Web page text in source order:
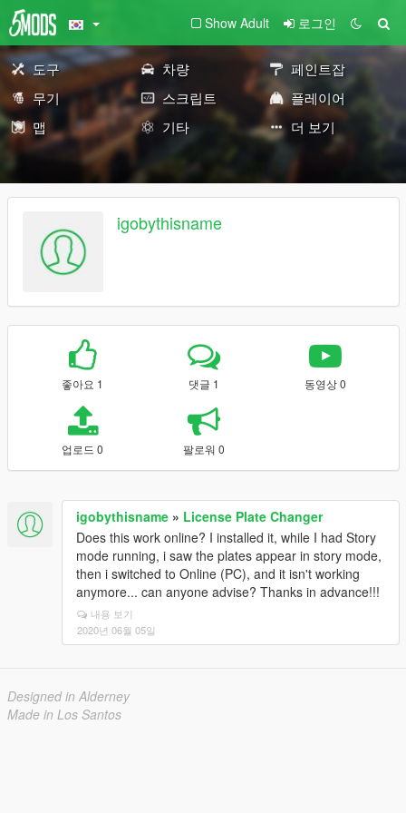
Show Adult 로그인
도구 차량
페인트잡
무기
스크립트
플레이어
맵
기타 더 보기
igobythisname
좋아요 1 댓글 1 동영상 0
업로드 0 팔로워 0
igobythisname » License Plate Changer
Does this work online? I installed it, while I had Story
mode running, i saw the plates appear in story mode,
then i switched to Online (PC), and it isn't working
anymore... can anyone advise? Thanks in advance!!!
내용 보기
2020년 06월 05일
Designed in Alderney
Made in Los Santos